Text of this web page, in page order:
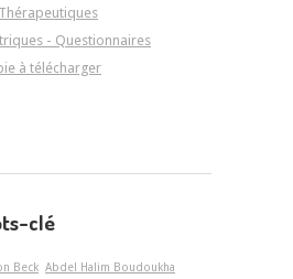
- Questionnaires
à télécharger
clé
Beck Abdel Halim Boudoukha